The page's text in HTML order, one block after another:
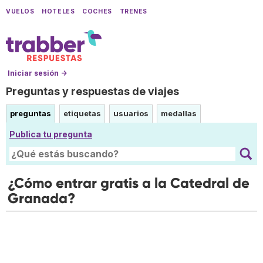
VUELOS HOTELES COCHES TRENES
Iniciar sesión →
Preguntas y respuestas de viajes
preguntas etiquetas usuarios medallas
Publica tu pregunta
¿Cómo entrar gratis a la Catedral de
Granada?